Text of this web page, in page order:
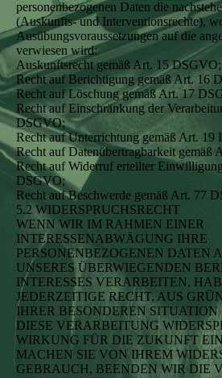
personenbezogenen Daten die
(Auskunfts- und Interventionsrechte),
Ausübungsvoraussetzungen auf die
verwiesen wird:
Auskunftsrecht gemäß Art. 15 DSGVO;
Recht auf Berichtigung gemäß Art. 16
Recht auf Löschung gemäß Art. 17
Recht auf Einschränkung der
DSGVO;
Recht auf Unterrichtung gemäß Art. 19
Recht auf Datenübertragbarkeit gemäß
Recht auf Widerruf erteilter
DSGVO;
Recht auf Beschwerde gemäß Art. 77
5.2 WIDERSPRUCHSRECHT
WENN WIR IM RAHMEN EINER
INTERESSENABWÄGUNG IHRE
PERSONENBEZOGENEN DATEN
UNSERES ÜBERWIEGENDEN
INTERESSES VERARBEITEN,
JEDERZEITIGE RECHT, AUS
IHRER BESONDEREN SITUATION
DIESE VERARBEITUNG
WIRKUNG FÜR DIE ZUKUNFT
MACHEN SIE VON IHREM
GEBRAUCH, BEENDEN WIR DIE